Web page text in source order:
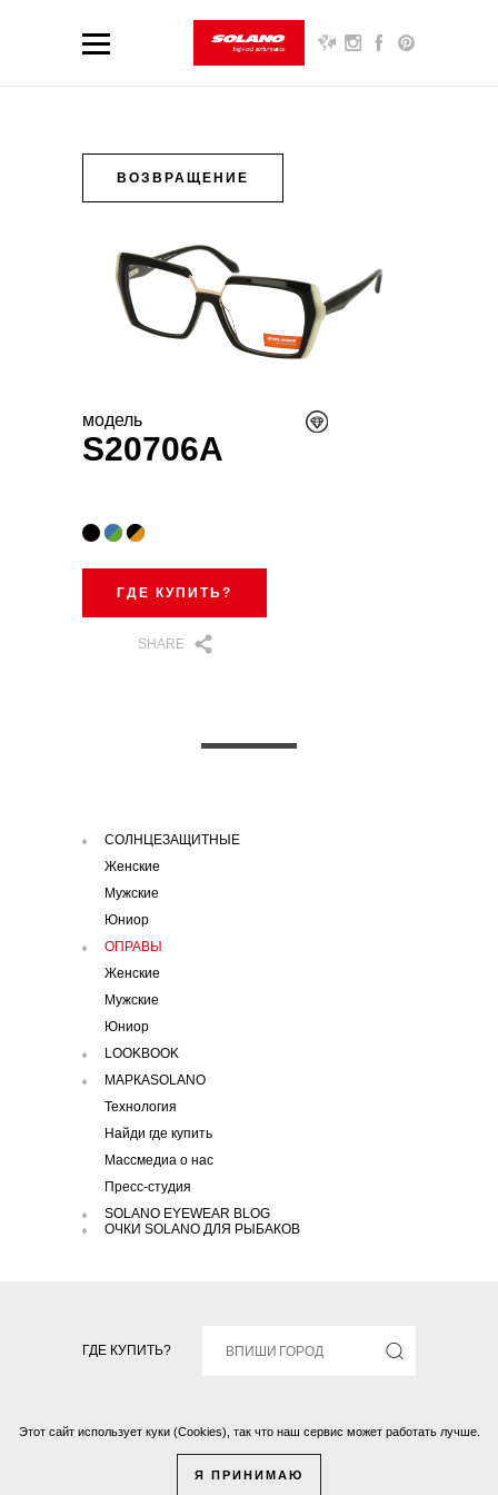
ВОЗВРАЩЕНИЕ
модель
S20706A
ГДЕ КУПИТЬ?
SHARE
СОЛНЦЕЗАЩИТНЫЕ
Женские
Мужские
Юниор
ОПРАВЫ
Женские
Мужские
Юниор
LOOKBOOK
МАРКАSOLANO
Технология
Найди где купить
Массмедиа о нас
Пресс-студия
SOLANO EYEWEAR BLOG
ОЧКИ SOLANO ДЛЯ РЫБАКОВ
ГДЕ КУПИТЬ?
Solano © 2016 Все права защищены.
Этот сайт использует куки (Cookies), так что наш сервис может работать лучше.
Я ПРИНИМАЮ